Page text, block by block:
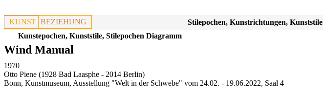
KUNST BEZIEHUNG
Stilepochen, Kunstrichtungen, Kunststile
Kunstepochen, Kunststile, Stilepochen Diagramm
Wind Manual
1970
Otto Piene (1928 Bad Laasphe - 2014 Berlin)
Bonn, Kunstmuseum, Ausstellung "Welt in der Schwebe" vom 24.02. - 19.06.2022, Saal 4